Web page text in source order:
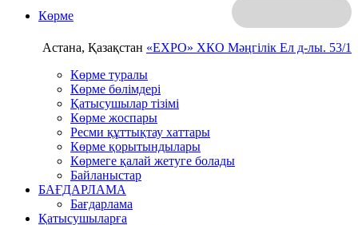
Астана, Қазақстан «EXPO» ХКО Мәңгілік Ел д-лы. 53/1
Көрме
Көрме туралы
Көрме бөлімдері
Қатысушылар тізімі
Көрме жоспары
Ресми құттықтау хаттары
Көрме қорытындылары
Көрмеге қалай жетуге болады
Байланыстар
БАҒДАРЛАМА
Бағдарлама
Қатысушыларға